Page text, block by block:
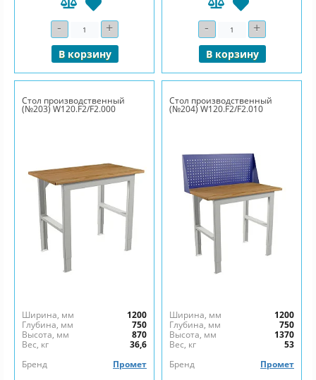
- Количество
+
В корзину
- Количество
+
В корзину
Стол производственный
(№203) W120.F2/F2.000
Ширина, мм
1200
Глубина, мм
750
Высота, мм
870
Вес, кг
36,6
Бренд
Промет
Стол производственный
(№204) W120.F2/F2.010
Ширина, мм
1200
Глубина, мм
750
Высота, мм
1370
Вес, кг
53
Бренд
Промет